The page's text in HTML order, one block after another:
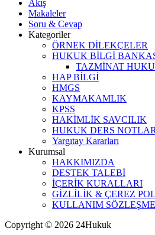
Akış
Makaleler
Soru & Cevap
Kategoriler
ÖRNEK DİLEKÇELER
HUKUK BİLGİ
TAZMİNAT
HAP BİLGİ
HMGS
KAYMAKAMLIK
KPSS
HAKİMLİK SAVCILIK
HUKUK DERS
Yargıtay Kararları
Kurumsal
HAKKIMIZDA
DESTEK TALEBİ
İÇERİK KURALLARI
GİZLİLİK & ÇEREZ
KULLANIM
Copyright © 2026 24Hukuk